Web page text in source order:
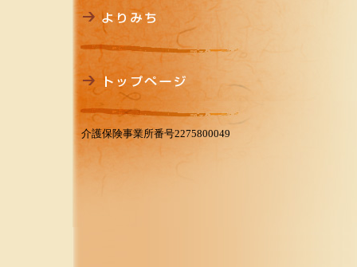
介護保険事業所番号2275800049